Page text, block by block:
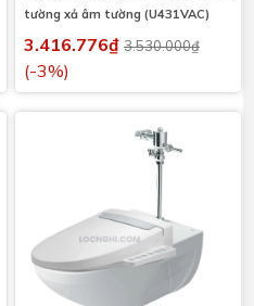
tường xả âm tường (U431VAC)
3.416.776₫ 3.530.000₫
(-3%)